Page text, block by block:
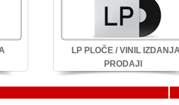
LP PLOČE / VINIL
PRODAJI